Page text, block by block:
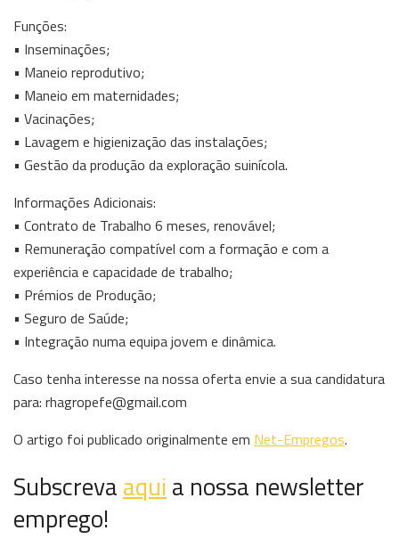
Funções:
• Inseminações;
• Maneio reprodutivo;
• Maneio em maternidades;
• Vacinações;
• Lavagem e higienização das instalações;
• Gestão da produção da exploração suinícola.
Informações Adicionais:
• Contrato de Trabalho 6 meses, renovável;
• Remuneração compatível com a formação e com a
experiência e capacidade de trabalho;
• Prémios de Produção;
• Seguro de Saúde;
• Integração numa equipa jovem e dinâmica.
Caso tenha interesse na nossa oferta envie a sua candidatura
para: rhagropefe@gmail.com
O artigo foi publicado originalmente em Net-Empregos.
Subscrevaaquia nossa newsletter
emprego!